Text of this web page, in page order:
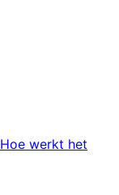
Hoe werkt het